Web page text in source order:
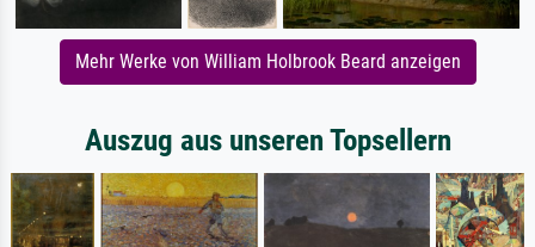
Mehr Werke von William Holbrook Beard anzeigen
Auszug aus unseren Topsellern